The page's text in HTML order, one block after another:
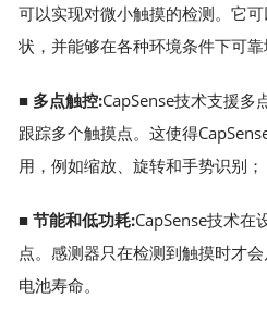
可以实现对微小触摸的检测。它
状，并能够在各种环境条件下可靠
■ 多点触控:CapSense技术支援多
跟踪多个触摸点。这使得
用，例如缩放、旋转和手势识别；
■节能和低功耗:CapSense技术在
点。感测器只在检测到触摸时才
电池寿命。